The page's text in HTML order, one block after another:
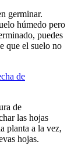
germinar.
húmedo pero
puedes
que el suelo no
de
de
las hojas
planta a la vez,
hojas.